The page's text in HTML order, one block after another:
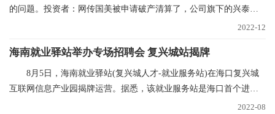
的问题。投资者：网传国美被申请破产清算了，公司旗下的兴泰和
2022-12
海南就业驿站举办专场招聘会 复兴城站揭牌
8月5日，海南就业驿站(复兴城人才-就业服务站)在海口复兴城
互联网信息产业园揭牌运营。据悉，该就业服务站是海口首个进驻
2022-08